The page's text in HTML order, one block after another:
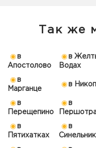
Так же
в
Апостолово
в
Водах
в
Марганце
в
в
Перещепино
в
в
Пятихатках
в